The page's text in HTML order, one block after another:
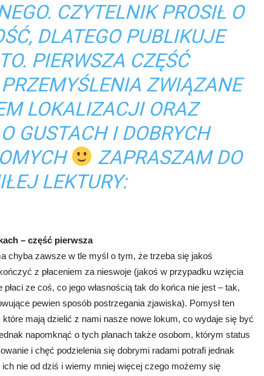
CZYTELNIK PROSIŁ O
DLATEGO PUBLIKUJE
PIERWSZA CZĘŚĆ
ZWIĄZANE
LOKALIZACJI ORAZ
GUSTACH I DOBRYCH
ZAPRASZAM DO
LEKTURY:
– część pierwsza
chyba zawsze w tle myśl o tym, że trzeba się jakoś
z płaceniem za nieswoje (jakoś w przypadku wzięcia
ze coś, co jego własnością tak do końca nie jest – tak,
pewien sposób postrzegania zjawiska). Pomysł ten
mają dzielić z nami nasze nowe lokum, co wydaje się być
napomknąć o tych planach także osobom, którym status
i chęć podzielenia się dobrymi radami potrafi jednak
nie od dziś i wiemy mniej więcej czego możemy się